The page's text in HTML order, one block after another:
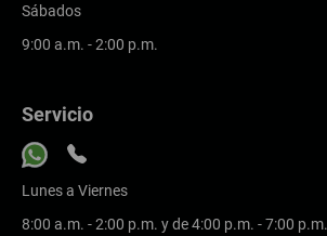
Sábados
9:00 a.m. - 2:00 p.m.
Servicio
Lunes a Viernes
8:00 a.m. - 2:00 p.m. y de 4:00 p.m. - 7:00 p.m.